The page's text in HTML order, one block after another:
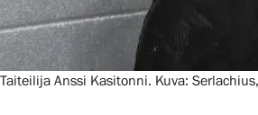
Taiteilija Anssi Kasitonni. Kuva: